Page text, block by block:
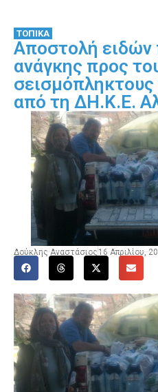
ΤΟΠΙΚΑ
Αποστολή
ανάγκης προς
από τη ΔΗ.Κ.Ε.
Δούκλης Αναστάσιος 16 Απριλίου,